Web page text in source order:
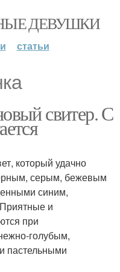
ДЕВУШКИ
статьи
свитер. С
который удачно
серым, бежевым
синим,
и
при
голубым,
пастельными